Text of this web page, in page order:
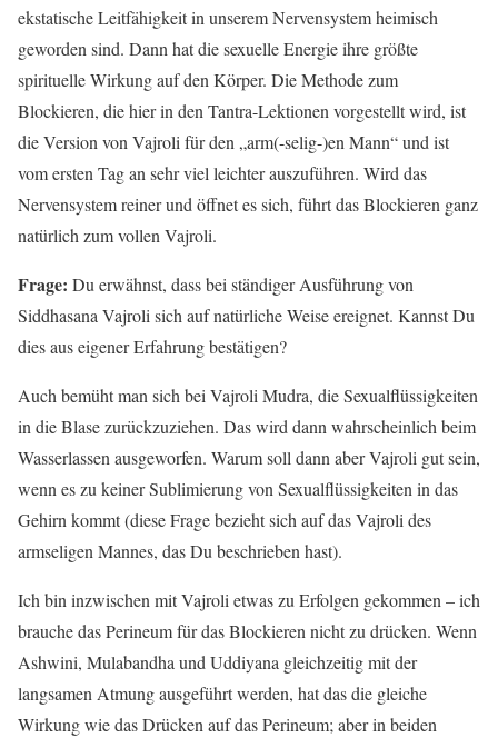
ekstatische Leitfähigkeit in unserem Nervensystem heimisch
geworden sind. Dann hat die sexuelle Energie ihre größte
spirituelle Wirkung auf den Körper. Die Methode zum
Blockieren, die hier in den Tantra-Lektionen vorgestellt wird, ist
die Version von Vajroli für den „arm(-selig-)en Mann“ und ist
vom ersten Tag an sehr viel leichter auszuführen. Wird das
Nervensystem reiner und öffnet es sich, führt das Blockieren ganz
natürlich zum vollen Vajroli.
Frage: Du erwähnst, dass bei ständiger Ausführung von
Siddhasana Vajroli sich auf natürliche Weise ereignet. Kannst Du
dies aus eigener Erfahrung bestätigen?
Auch bemüht man sich bei Vajroli Mudra, die Sexualflüssigkeiten
in die Blase zurückzuziehen. Das wird dann wahrscheinlich beim
Wasserlassen ausgeworfen. Warum soll dann aber Vajroli gut sein,
wenn es zu keiner Sublimierung von Sexualflüssigkeiten in das
Gehirn kommt (diese Frage bezieht sich auf das Vajroli des
armseligen Mannes, das Du beschrieben hast).
Ich bin inzwischen mit Vajroli etwas zu Erfolgen gekommen – ich
brauche das Perineum für das Blockieren nicht zu drücken. Wenn
Ashwini, Mulabandha und Uddiyana gleichzeitig mit der
langsamen Atmung ausgeführt werden, hat das die gleiche
Wirkung wie das Drücken auf das Perineum; aber in beiden